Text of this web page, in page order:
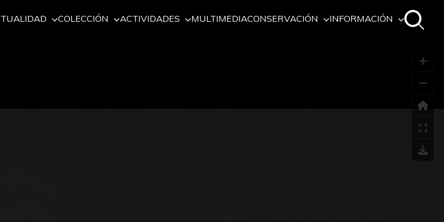
COLECCIÓN ACTIVIDADES MULTIMEDIACONSERVACIÓN INFORMACIÓN